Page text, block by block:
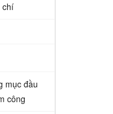
chí
mục đầu
công